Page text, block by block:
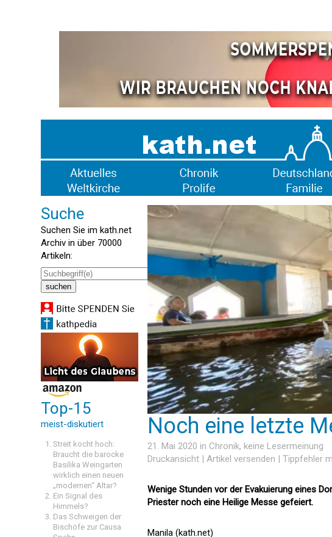
Suche
Suchen Sie im kath.net
Archiv in über 70000
Artikeln:
Top-15
meist-diskutiert
Streit kocht hoch:
Braucht die barocke
Basilika Weingarten
wirklich einen neuen
„modernen“ Altar?
Ein Signal des
Himmels?
Das Schweigen der
Bischöfe zur Causa
Noch eine letzte
21. Mai 2020 in Chronik, keine Lesermeinung
Druckansicht | Artikel versenden | Tippfehler
Wenige Stunden vor der Evakuierung eines
Priester noch eine Heilige Messe gefeiert.
Manila (kath.net)